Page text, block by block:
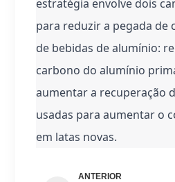
estratégia envolve dois
para reduzir a pegada de
de bebidas de alumínio:
carbono do alumínio
aumentar a recuperação
usadas para aumentar o
em latas novas.
ANTERIOR